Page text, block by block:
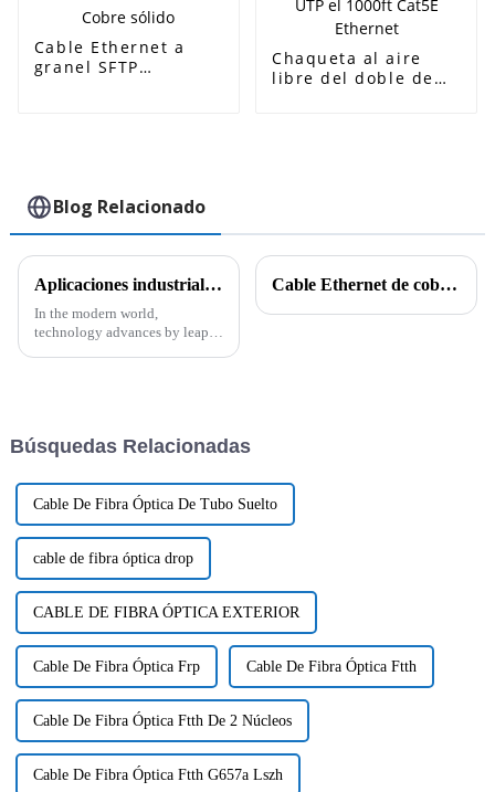
Cable Ethernet a
granel SFTP
Chaqueta al aire
libre del doble de
Blog Relacionado
Aplicaciones industriales de los cables CAT6A CAT7 y CAT8 y sus características técnicas
In the modern world,
technology advances by leaps
Cable Ethernet de cobre puro o CCA (aluminio revestido de cobre): ¿cómo elegir?
Búsquedas Relacionadas
Cable De Fibra Óptica De Tubo Suelto
cable de fibra óptica drop
CABLE DE FIBRA ÓPTICA EXTERIOR
Cable De Fibra Óptica Frp Cable De Fibra Óptica Ftth
Cable De Fibra Óptica Ftth De 2 Núcleos
Cable De Fibra Óptica Ftth G657a Lszh